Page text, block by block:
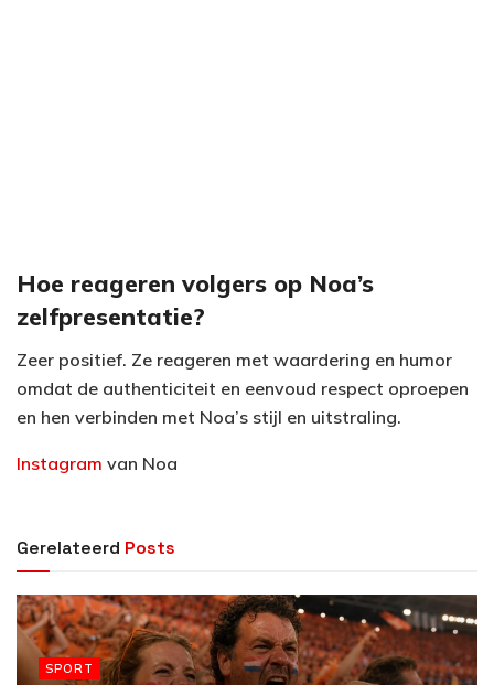
Hoe reageren volgers op Noa’s
zelfpresentatie?
Zeer positief. Ze reageren met waardering en humor
omdat de authenticiteit en eenvoud respect oproepen
en hen verbinden met Noa’s stijl en uitstraling.
Instagram van Noa
Gerelateerd Posts
SPORT